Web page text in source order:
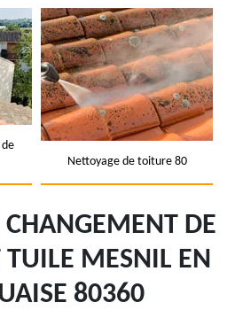
Nettoyage de toiture 80
CHANGEMENT DE
TUILE MESNIL EN
80360